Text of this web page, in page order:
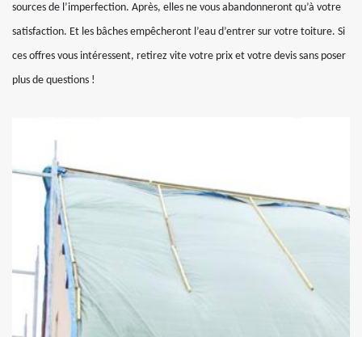
sources de l’imperfection. Après, elles ne vous abandonneront qu’à votre
satisfaction. Et les bâches empêcheront l’eau d’entrer sur votre toiture. Si
ces offres vous intéressent, retirez vite votre prix et votre devis sans poser
plus de questions !